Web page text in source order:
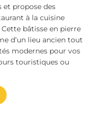
et propose des
à la cuisine
bâtisse en pierre
d’un lieu ancien tout
modernes pour vos
touristiques ou